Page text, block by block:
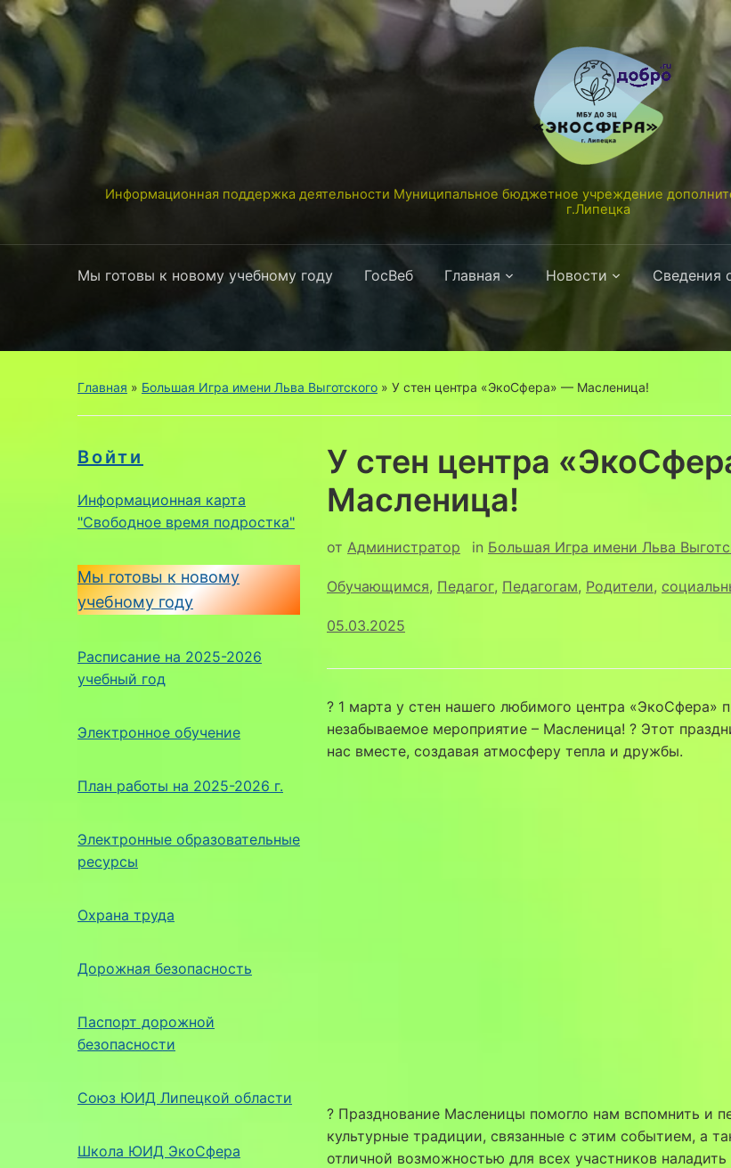
Информационная поддержка деятельности Муниципальное бюджетное учреждение
г.Липецка
Мы готовы к новому учебному году ГосВеб Главная Новости Сведения
Главная » Большая Игра имени Льва Выготского » У стен центра «ЭкоСфера» — Масленица!
Войти
Информационная карта
"Свободное время подростка"
Мы готовы к новому
учебному году
Расписание на 2025-2026
учебный год
Электронное обучение
План работы на 2025-2026 г.
Электронные образовательные
ресурсы
Охрана труда
Дорожная безопасность
Паспорт дорожной
безопасности
Союз ЮИД Липецкой области
Школа ЮИД ЭкоСфера
У стен центра
Масленица!
от Администратор in Большая Игра имени Льва
Обучающимся, Педагог, Педагогам, Родители,
05.03.2025
? 1 марта у стен нашего любимого центра «ЭкоСфера»
незабываемое мероприятие – Масленица! ? Этот
нас вместе, создавая атмосферу тепла и дружбы.
? Празднование Масленицы помогло нам вспомнить и
культурные традиции, связанные с этим событием, а
отличной возможностью для всех участников наладить